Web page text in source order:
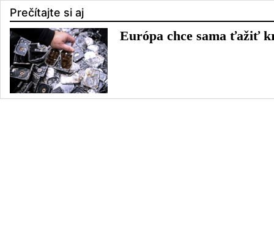
Prečítajte si aj
Európa chce sama ťažiť